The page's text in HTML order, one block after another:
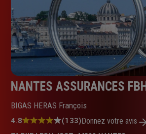
NANTES ASSURANCES FBH
BIGAS HERAS François
Note
4.8 (133)Donnez votre avis